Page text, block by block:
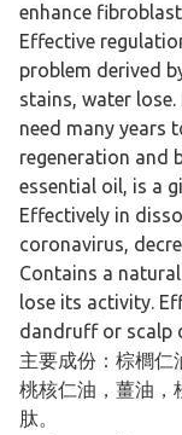
enhance
Effective
problem derived
stains, water
need many years
regeneration and
essential oil, is a
Effectively in
coronavirus,
Contains a
lose its activity.
dandruff or scalp
主要成份：棕櫚仁
桃核仁油，薑油，
肽。